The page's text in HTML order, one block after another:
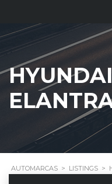
AUTOMARCAS > LISTINGS >